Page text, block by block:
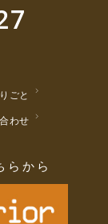
ごと
わせ
らから